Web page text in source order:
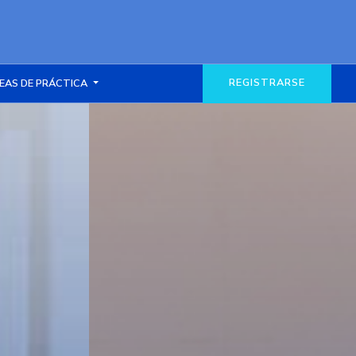
DE PRÁCTICA REGISTRARSE